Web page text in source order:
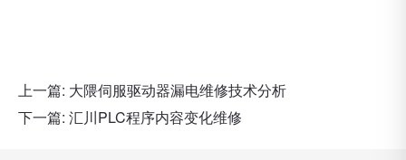
上一篇: 大隈伺服驱动器漏电维修技术分析
下一篇: 汇川PLC程序内容变化维修